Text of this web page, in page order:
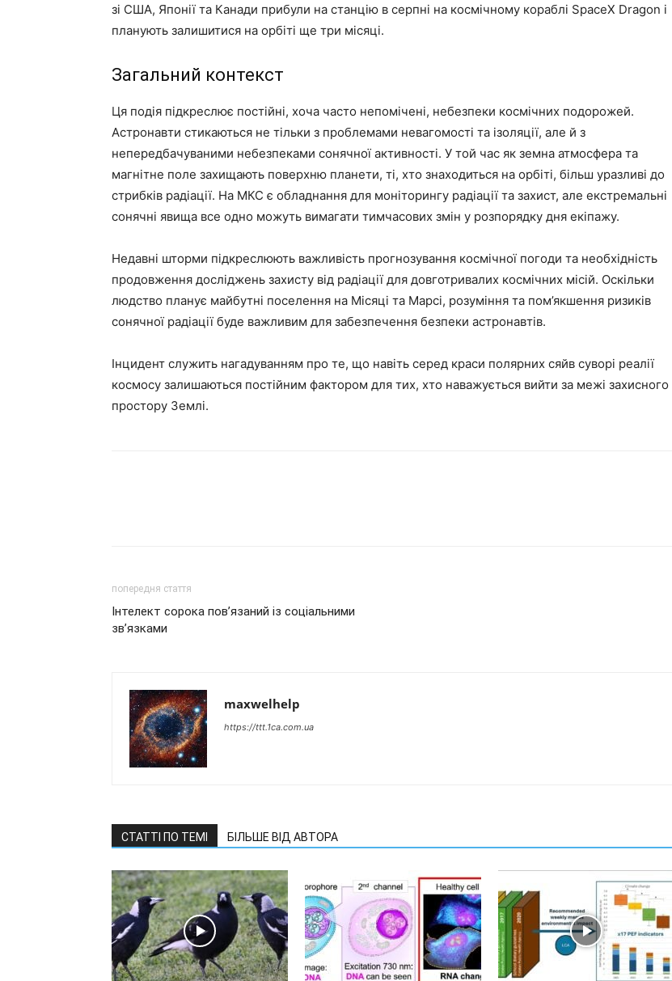
зі США, Японії та Канади прибули на станцію в серпні на космічному кораблі SpaceX Dragon і
планують залишитися на орбіті ще три місяці.
Загальний контекст
Ця подія підкреслює постійні, хоча часто непомічені, небезпеки космічних подорожей.
Астронавти стикаються не тільки з проблемами невагомості та ізоляції, але й з
непередбачуваними небезпеками сонячної активності. У той час як земна атмосфера та
магнітне поле захищають поверхню планети, ті, хто знаходиться на орбіті, більш уразливі до
стрибків радіації. На МКС є обладнання для моніторингу радіації та захист, але екстремальні
сонячні явища все одно можуть вимагати тимчасових змін у розпорядку дня екіпажу.
Недавні шторми підкреслюють важливість прогнозування космічної погоди та необхідність
продовження досліджень захисту від радіації для довготривалих космічних місій. Оскільки
людство планує майбутні поселення на Місяці та Марсі, розуміння та пом’якшення ризиків
сонячної радіації буде важливим для забезпечення безпеки астронавтів.
Інцидент служить нагадуванням про те, що навіть серед краси полярних сяйв суворі реалії
космосу залишаються постійним фактором для тих, хто наважується вийти за межі захисного
простору Землі.
попередня стаття
Інтелект сорока пов’язаний із соціальними
зв’язками
maxwelhelp
https://ttt.1ca.com.ua
СТАТТІ ПО ТЕМІ БІЛЬШЕ ВІД АВТОРА